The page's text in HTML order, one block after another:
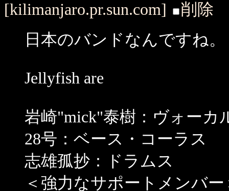
[kilimanjaro.pr.sun.com]
削除
日本のバンドなんですね
Jellyfish are
岩崎"mick"泰樹：ヴォーカ
28号：ベース・コーラス
志雄孤抄：ドラムス
＜強力なサポートメンバー